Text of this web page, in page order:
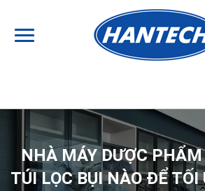
NHÀ MÁY DƯỢC
TÚI LỌC BỤI NÀO ĐỂ TỐI